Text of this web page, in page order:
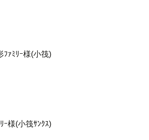
ｧﾐﾘｰ様(小筏)
様(小筏ｻﾝｸｽ)